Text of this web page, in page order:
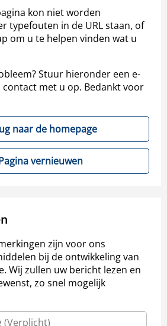
kon niet worden
typefouten in de URL staan, of
om u te helpen vinden wat u
Stuur hieronder een e-
contact met u op. Bedankt voor
naar de homepage
vernieuwen
zijn voor ons
bij de ontwikkeling van
Wij zullen uw bericht lezen en
zo snel mogelijk